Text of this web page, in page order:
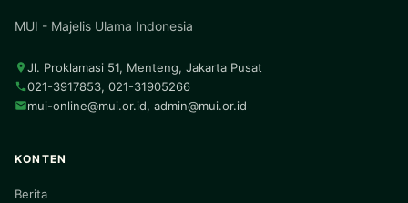
MUI - Majelis Ulama Indonesia
Jl. Proklamasi 51, Menteng, Jakarta Pusat
021-3917853, 021-31905266
mui-online@mui.or.id, admin@mui.or.id
KONTEN
Berita